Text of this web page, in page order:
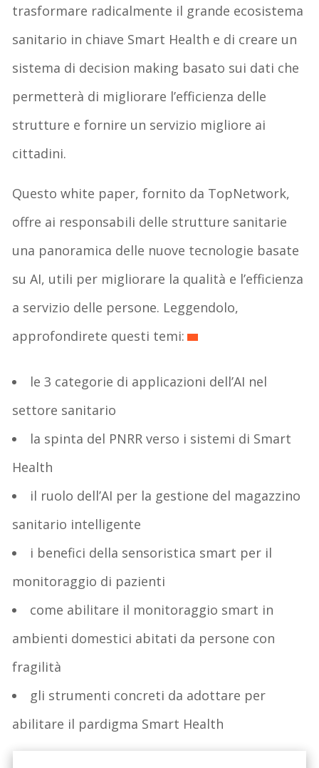
trasformare radicalmente il grande ecosistema
sanitario in chiave Smart Health e di creare un
sistema di decision making basato sui dati che
permetterà di migliorare l’efficienza delle
strutture e fornire un servizio migliore ai
cittadini.
Questo white paper, fornito da TopNetwork,
offre ai responsabili delle strutture sanitarie
una panoramica delle nuove tecnologie basate
su AI, utili per migliorare la qualità e l’efficienza
a servizio delle persone. Leggendolo,
approfondirete questi temi:
le 3 categorie di applicazioni dell’AI nel
settore sanitario
la spinta del PNRR verso i sistemi di Smart
Health
il ruolo dell’AI per la gestione del magazzino
sanitario intelligente
i benefici della sensoristica smart per il
monitoraggio di pazienti
come abilitare il monitoraggio smart in
ambienti domestici abitati da persone con
fragilità
gli strumenti concreti da adottare per
abilitare il pardigma Smart Health